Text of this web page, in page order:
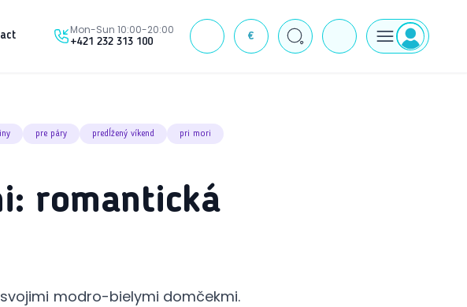
Mon-Sun 10:00-20:00
+421 232 313 100 € J
pre páry predĺžený víkend pri mori
romantická
modro-bielymi domčekmi.